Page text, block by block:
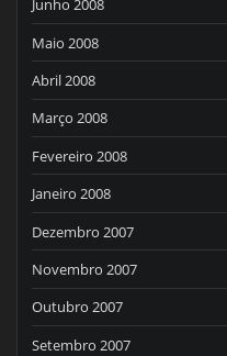
Junho 2008
Maio 2008
Abril 2008
Março 2008
Fevereiro 2008
Janeiro 2008
Dezembro 2007
Novembro 2007
Outubro 2007
Setembro 2007